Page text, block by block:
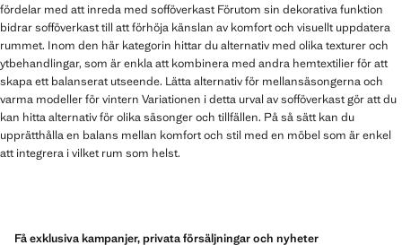
fördelar med att inreda med sofföverkast Förutom sin dekorativa funktion
bidrar sofföverkast till att förhöja känslan av komfort och visuellt uppdatera
rummet. Inom den här kategorin hittar du alternativ med olika texturer och
ytbehandlingar, som är enkla att kombinera med andra hemtextilier för att
skapa ett balanserat utseende. Lätta alternativ för mellansäsongerna och
varma modeller för vintern Variationen i detta urval av sofföverkast gör att du
kan hitta alternativ för olika säsonger och tillfällen. På så sätt kan du
upprätthålla en balans mellan komfort och stil med en möbel som är enkel
att integrera i vilket rum som helst.
Få exklusiva kampanjer, privata försäljningar och nyheter